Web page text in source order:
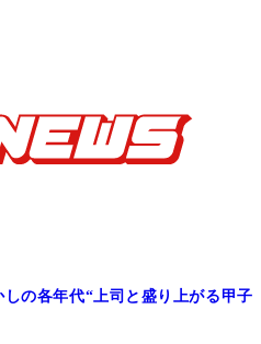
の各年代“上司と盛り上がる甲子